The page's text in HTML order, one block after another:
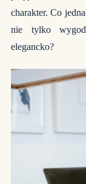
charakter. Co
nie tylko
elegancko?